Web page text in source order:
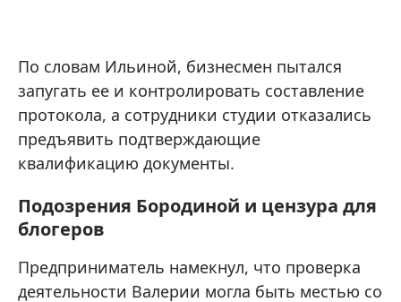
По словам Ильиной, бизнесмен пытался
запугать ее и контролировать составление
протокола, а сотрудники студии отказались
предъявить подтверждающие
квалификацию документы.
Подозрения Бородиной и цензура для
блогеров
Предприниматель намекнул, что проверка
деятельности Валерии могла быть местью со